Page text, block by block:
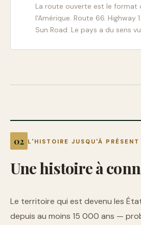
La route ouverte est le format
l'Amérique. Route 66. Highway
Sun Road. Le pays a du sens
L'HISTOIRE JUSQU'À PRÉSENT
Unehistoireà
Le territoire qui est devenu les
depuis au moins 15 000 ans —